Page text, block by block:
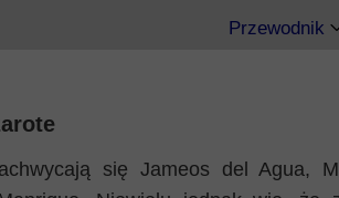
Przewodnik
się Jameos del Agua,